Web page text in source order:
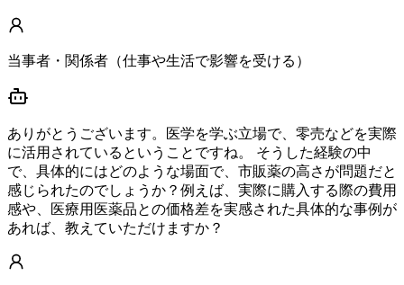
当事者・関係者（仕事や生活で影響を受ける）
ありがとうございます。医学を学ぶ立場で、零売などを実際
に活用されているということですね。 そうした経験の中
で、具体的にはどのような場面で、市販薬の高さが問題だと
感じられたのでしょうか？例えば、実際に購入する際の費用
感や、医療用医薬品との価格差を実感された具体的な事例が
あれば、教えていただけますか？